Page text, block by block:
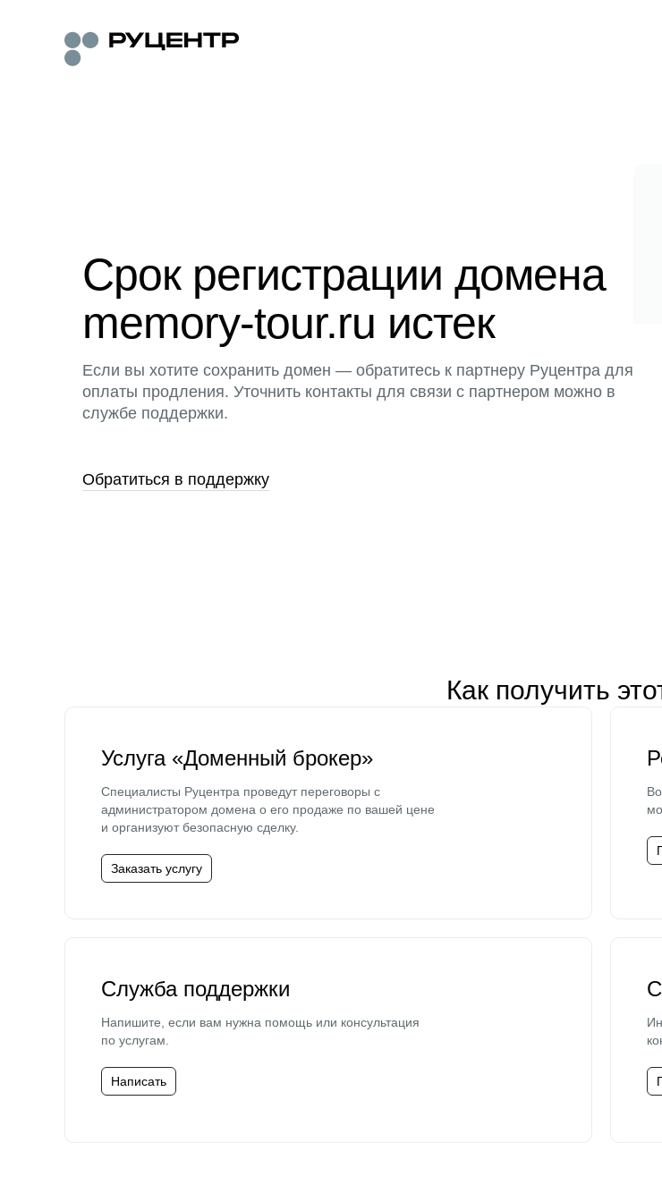
Срок регистрации домена
memory-tour.ru истек
Если вы хотите сохранить домен — обратитесь к партнеру Руцентра для
оплаты продления. Уточнить контакты для связи с партнером можно в
службе поддержки.
Обратиться в поддержку
Как получить
Услуга «Доменный брокер»
Специалисты Руцентра проведут переговоры с
администратором домена о его продаже по вашей цене
и организуют безопасную сделку.
Заказать услугу
Служба поддержки
Напишите, если вам нужна помощь или консультация
по услугам.
Написать